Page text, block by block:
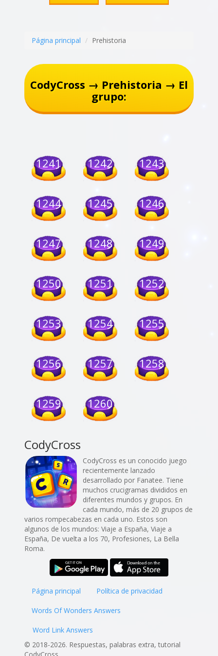
Página principal Prehistoria
CodyCross → Prehistoria → El
grupo:
1241 1242 1243
1244 1245 1246
1247 1248 1249
1250 1251 1252
1253 1254 1255
1256 1257 1258
1259 1260
CodyCross
CodyCross es un conocido juego
recientemente lanzado
desarrollado por Fanatee. Tiene
muchos crucigramas divididos en
diferentes mundos y grupos. En
cada mundo, más de 20 grupos de
varios rompecabezas en cada uno. Estos son
algunos de los mundos: Viaje a España, Viaje a
España, De vuelta a los 70, Profesiones, La Bella
Roma.
Página principal Política de privacidad
Words Of Wonders Answers
Word Link Answers
© 2018-2026. Respuestas, palabras extra, tutorial